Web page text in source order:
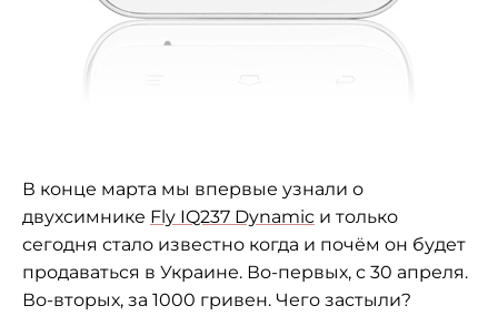
В конце марта мы впервые узнали о
двухсимнике Fly IQ237 Dynamic и только
сегодня стало известно когда и почём он будет
продаваться в Украине. Во-первых, с 30 апреля.
Во-вторых, за 1000 гривен. Чего застыли?